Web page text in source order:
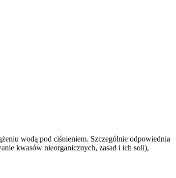
wodą pod ciśnieniem. Szczególnie odpowiednia
kwasów nieorganicznych, zasad i ich soli),